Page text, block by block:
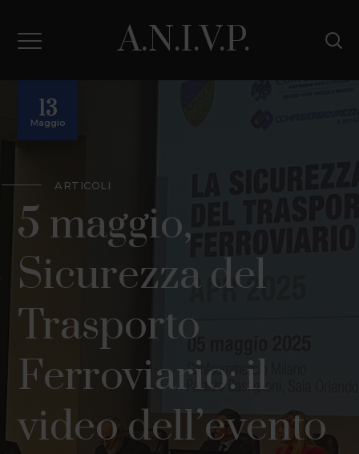
A.N.I.V.P.
13
Maggio
ARTICOLI
5 maggio,
Sicurezza del
Trasporto
Ferroviario: il
video dell’evento